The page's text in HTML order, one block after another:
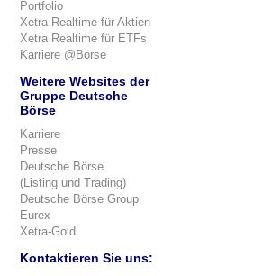
Portfolio
Xetra Realtime für Aktien
Xetra Realtime für ETFs
Karriere @Börse
Weitere Websites der
Gruppe Deutsche
Börse
Karriere
Presse
Deutsche Börse
(Listing und Trading)
Deutsche Börse Group
Eurex
Xetra-Gold
Kontaktieren Sie uns: